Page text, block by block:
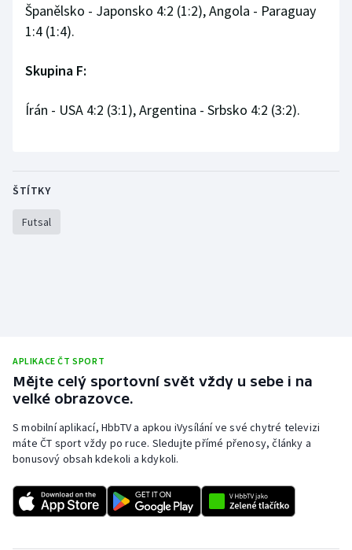
Plavání
Plážový volejbal
Ragby
Veslování
Vodní slalom
Volejbal
Španělsko - Japonsko 4:2 (1:2), Angola - Paraguay
1:4 (1:4).
Skupina F:
Írán - USA 4:2 (3:1), Argentina - Srbsko 4:2 (3:2).
ŠTÍTKY
Futsal
APLIKACE ČT SPORT
Mějte celý sportovní svět vždy u sebe i na
velké obrazovce.
S mobilní aplikací, HbbTV a apkou iVysílání ve své chytré televizi
máte ČT sport vždy po ruce. Sledujte přímé přenosy, články a
bonusový obsah kdekoli a kdykoli.